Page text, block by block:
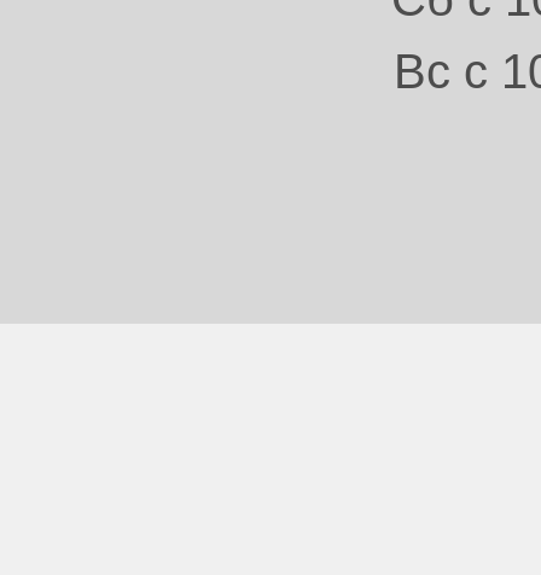
Вс с